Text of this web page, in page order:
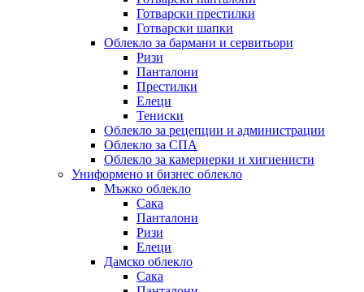
Готварски престилки
Готварски шапки
Облекло за бармани и сервитьори
Ризи
Панталони
Престилки
Елеци
Тениски
Облекло за рецепции и администрации
Облекло за СПА
Облекло за камериерки и хигиенисти
Униформено и бизнес облекло
Мъжко облекло
Сака
Панталони
Ризи
Елеци
Дамско облекло
Сака